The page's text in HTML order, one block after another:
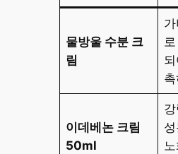
물방울 수분 크
림
이데베논 크림
50ml